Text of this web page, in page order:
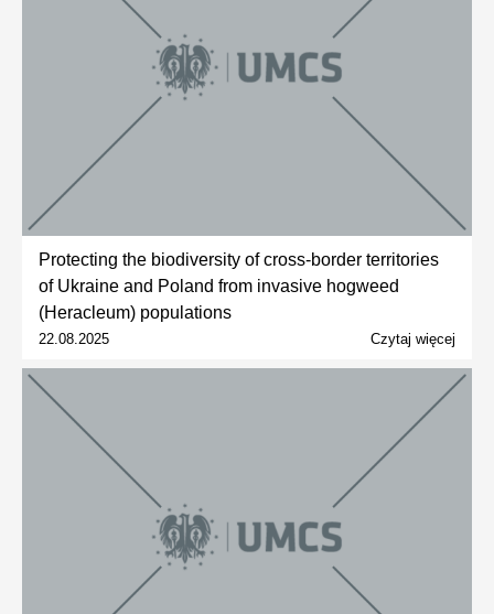
Protecting the biodiversity of cross-border territories
of Ukraine and Poland from invasive hogweed
(Heracleum) populations
22.08.2025 Czytaj więcej